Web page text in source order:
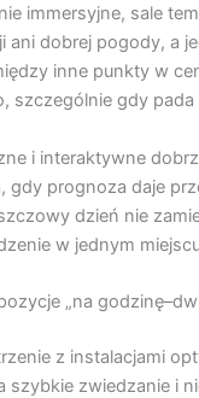
immersyjne, sale
ani dobrej pogody, a
inne punkty w
szczególnie gdy pada
i interaktywne
gdy prognoza daje
dzień nie
w jednym
„na
z instalacjami
szybkie zwiedzanie i